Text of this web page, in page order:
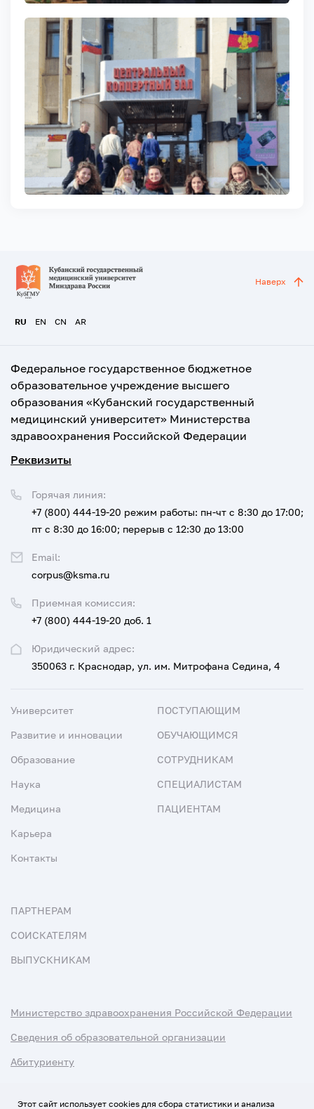
RU EN CN AR
Наверх
Федеральное государственное бюджетное
образовательное учреждение высшего
образования «Кубанский государственный
медицинский университет» Министерства
здравоохранения Российской Федерации
Реквизиты
Юридический адрес:
350063 г. Краснодар, ул. им. Митрофана Седина, 4
Приемная комиссия:
+7 (800) 444-19-20 доб. 1
Горячая линия:
+7 (800) 444-19-20 режим работы: пн-чт с 8:30 до 17:00;
пт с 8:30 до 16:00; перерыв с 12:30 до 13:00
Email:
corpus@ksma.ru
Университет
Развитие и инновации
Образование
Наука
Медицина
Карьера
Контакты
ПОСТУПАЮЩИМ
ОБУЧАЮЩИМСЯ
СОТРУДНИКАМ
СПЕЦИАЛИСТАМ
ПАЦИЕНТАМ
ПАРТНЕРАМ
СОИСКАТЕЛЯМ
ВЫПУСКНИКАМ
Министерство здравоохранения Российской Федерации
Сведения об образовательной организации
Абитуриенту
Этот сайт использует cookies для сбора статистики и анализа